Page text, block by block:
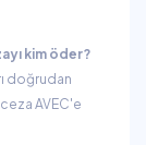
kim öder?
doğrudan
AVEC'e